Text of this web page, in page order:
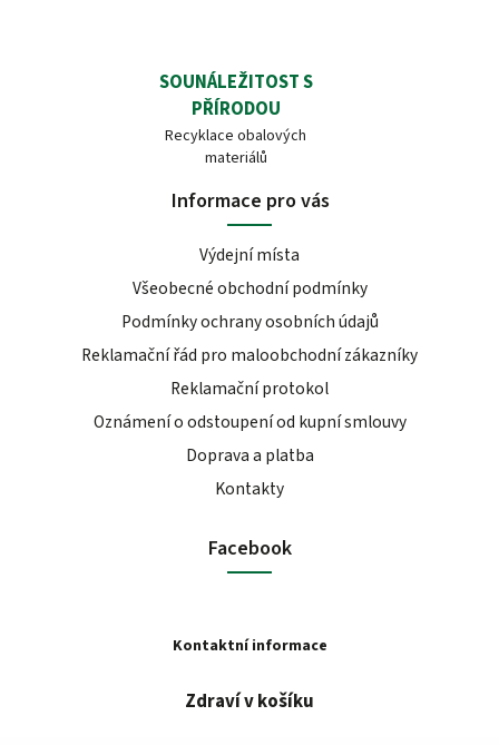
SOUNÁLEŽITOST S
PŘÍRODOU
Recyklace obalových
materiálů
Informace pro vás
Výdejní místa
Všeobecné obchodní podmínky
Podmínky ochrany osobních údajů
Reklamační řád pro maloobchodní zákazníky
Reklamační protokol
Oznámení o odstoupení od kupní smlouvy
Doprava a platba
Kontakty
Facebook
Kontaktní informace
Zdraví v košíku